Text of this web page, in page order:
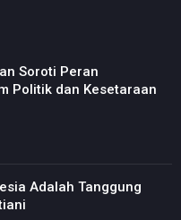
Soroti Peran
Politik dan Kesetaraan
Adalah Tanggung